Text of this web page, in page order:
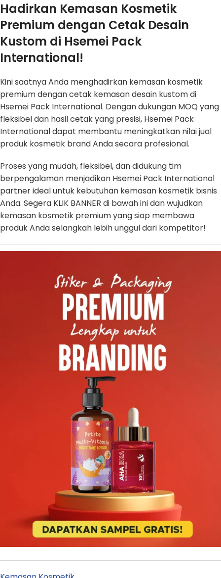
Hadirkan Kemasan Kosmetik
Premium dengan Cetak Desain
Kustom di Hsemei Pack
International!
Kini saatnya Anda menghadirkan kemasan kosmetik
premium dengan cetak kemasan desain kustom di
Hsemei Pack International. Dengan dukungan MOQ yang
fleksibel dan hasil cetak yang presisi, Hsemei Pack
International dapat membantu meningkatkan nilai jual
produk kosmetik brand Anda secara profesional.
Proses yang mudah, fleksibel, dan didukung tim
berpengalaman menjadikan Hsemei Pack International
partner ideal untuk kebutuhan kemasan kosmetik bisnis
Anda. Segera KLIK BANNER di bawah ini dan wujudkan
kemasan kosmetik premium yang siap membawa
produk Anda selangkah lebih unggul dari kompetitor!